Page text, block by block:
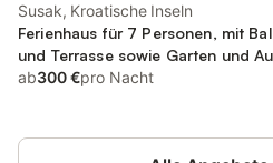
Susak, Kroatische Inseln
Ferienhaus für 7 Personen, mit
und Terrasse sowie Garten und
ab300 €pro Nacht